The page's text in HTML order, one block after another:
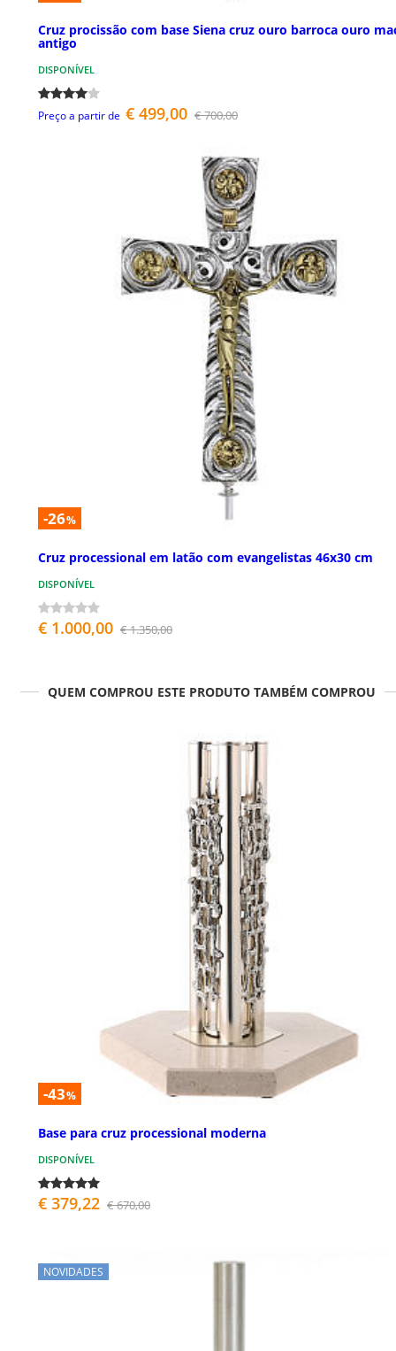
Cruz procissão com base Siena cruz ouro barroca ouro
antigo
DISPONÍVEL
Preço a partir de € 499,00 € 700,00
-26%
Cruz processional em latão com evangelistas 46x30 cm
DISPONÍVEL
€ 1.000,00 € 1.350,00
QUEM COMPROU ESTE PRODUTO TAMBÉM COMPROU
-43%
Base para cruz processional moderna
DISPONÍVEL
€ 379,22 € 670,00
NOVIDADES